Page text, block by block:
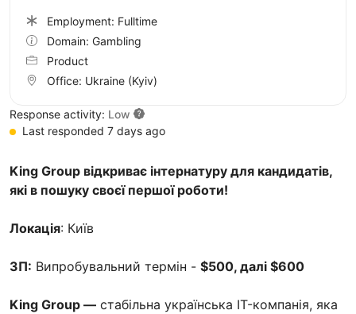
King Group відкриває інтернатуру для кандидатів,
які в пошуку своєї першої роботи!
Локація: Київ
ЗП: Випробувальний термін - $500, далі $600
King Group — стабільна українська IT-компанія, яка
Employment: Fulltime
Domain: Gambling
Product
Office: Ukraine (Kyiv)
Response activity: Low
Last responded 7 days ago